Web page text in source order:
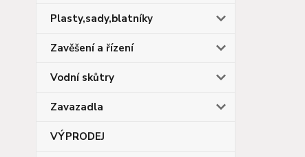
Plasty,sady,blatníky
Zavěšení a řízení
Vodní skůtry
Zavazadla
VÝPRODEJ